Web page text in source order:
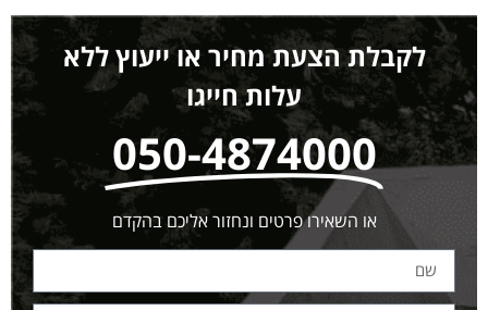
לקבלת הצעת מחיר או ייעוץ ללא
עלות חייגו
050-4874000
או השאירו פרטים ונחזור אליכם בהקדם